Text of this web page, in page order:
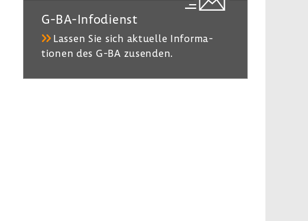
G-​BA-Infodienst
Lassen Sie sich aktu­elle Infor­ma­
tionen des G-BA zusenden.